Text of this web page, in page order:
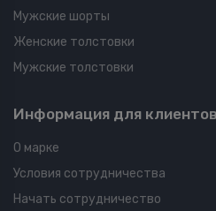
Мужские шорты
Женские толстовки
Мужские толстовки
Информация для клиентов
О марке
Условия сотрудничества
Начать сотрудничество